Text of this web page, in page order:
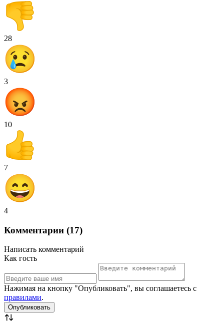
28
3
10
7
4
Комментарии (17)
Написать комментарий
Как гость
Нажимая на кнопку "Опубликовать", вы соглашаетесь с
правилами.